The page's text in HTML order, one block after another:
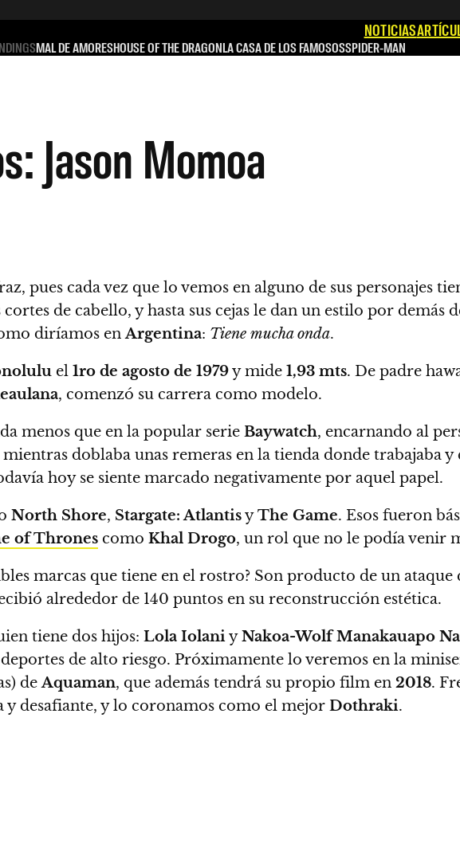
NOTICIAS
MAL DE AMORESHOUSE OF THE DRAGONLA CASA DE LOS FAMOSOSSPIDER-MAN
Jason Momoa
pues cada vez que lo vemos en alguno de sus personajes
de cabello, y hasta sus cejas le dan un estilo por demás
diríamos enArgentina: Tiene mucha onda.
el 1ro de agosto de 1979y mide 1,93 mts. De padre
, comenzó su carrera como modelo.
menos que en la popular serie Baywatch, encarnando al
doblaba unas remeras en la tienda donde trabajaba y
hoy se siente marcado negativamente por aquel papel.
North Shore, Stargate: AtlantisyThe Game. Esos fueron
of Thrones como Khal Drogo, un rol que no le podía venir
marcas que tiene en el rostro? Son producto de un ataque
alrededor de 140 puntos en su reconstrucción estética.
tiene dos hijos: Lola IolaniyNakoa-Wolf Manakauapo
de alto riesgo. Próximamente lo veremos en la
deAquaman, que además tendrá su propio film en 2018.
desafiante, y lo coronamos como el mejor Dothraki.